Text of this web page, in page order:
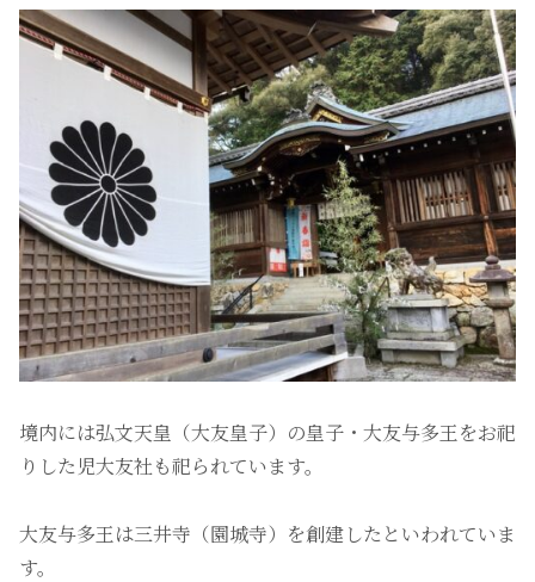
境内には弘文天皇（大友皇子）の皇子・大友与多王をお祀
りした児大友社も祀られています。
大友与多王は三井寺（園城寺）を創建したといわれていま
す。